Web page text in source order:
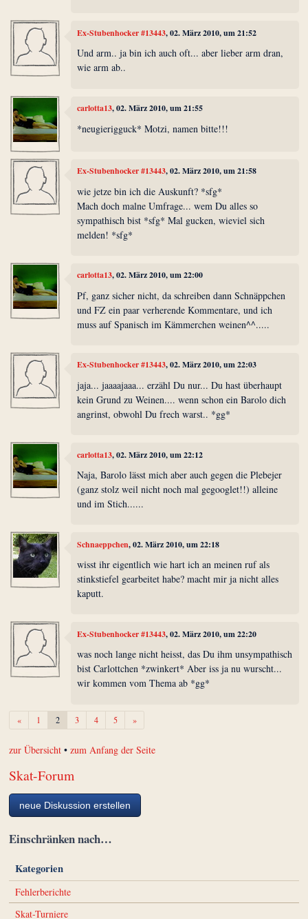
Ex-Stubenhocker #13443, 02. März 2010, um 21:52
Und arm.. ja bin ich auch oft... aber lieber arm dran,
wie arm ab..
carlotta13, 02. März 2010, um 21:55
*neugierigguck* Motzi, namen bitte!!!
Ex-Stubenhocker #13443, 02. März 2010, um 21:58
wie jetze bin ich die Auskunft? *sfg*
Mach doch malne Umfrage... wem Du alles so
sympathisch bist *sfg* Mal gucken, wieviel sich
melden! *sfg*
carlotta13, 02. März 2010, um 22:00
Pf, ganz sicher nicht, da schreiben dann Schnäppchen
und FZ ein paar verherende Kommentare, und ich
muss auf Spanisch im Kämmerchen weinen^^.....
Ex-Stubenhocker #13443, 02. März 2010, um 22:03
jaja... jaaaajaaa... erzähl Du nur... Du hast überhaupt
kein Grund zu Weinen.... wenn schon ein Barolo dich
angrinst, obwohl Du frech warst.. *gg*
carlotta13, 02. März 2010, um 22:12
Naja, Barolo lässt mich aber auch gegen die Plebejer
(ganz stolz weil nicht noch mal gegooglet!!) alleine
und im Stich......
Schnaeppchen, 02. März 2010, um 22:18
wisst ihr eigentlich wie hart ich an meinen ruf als
stinkstiefel gearbeitet habe? macht mir ja nicht alles
kaputt.
Ex-Stubenhocker #13443, 02. März 2010, um 22:20
was noch lange nicht heisst, das Du ihm unsympathisch
bist Carlottchen *zwinkert* Aber iss ja nu wurscht...
wir kommen vom Thema ab *gg*
«Zurück1 2 3 4 5 »Weiter
zur Übersicht •zum Anfang der Seite
Skat-Forum
neue Diskussion erstellen
Einschränken nach…
Kategorien
Fehlerberichte
Skat-Turniere